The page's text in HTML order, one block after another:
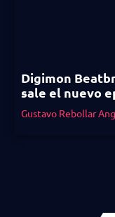
Digimon
sale el nuevo
Gustavo Rebollar